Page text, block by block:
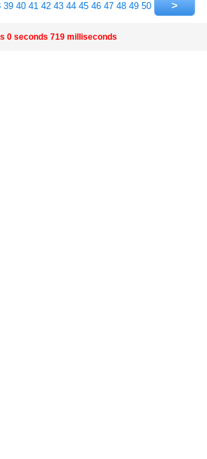
39 40 41 42 43 44 45 46 47 48 49 50
0 seconds 719 milliseconds